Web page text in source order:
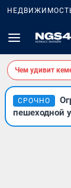
Чем удивит
СРОЧНО
пешеходной